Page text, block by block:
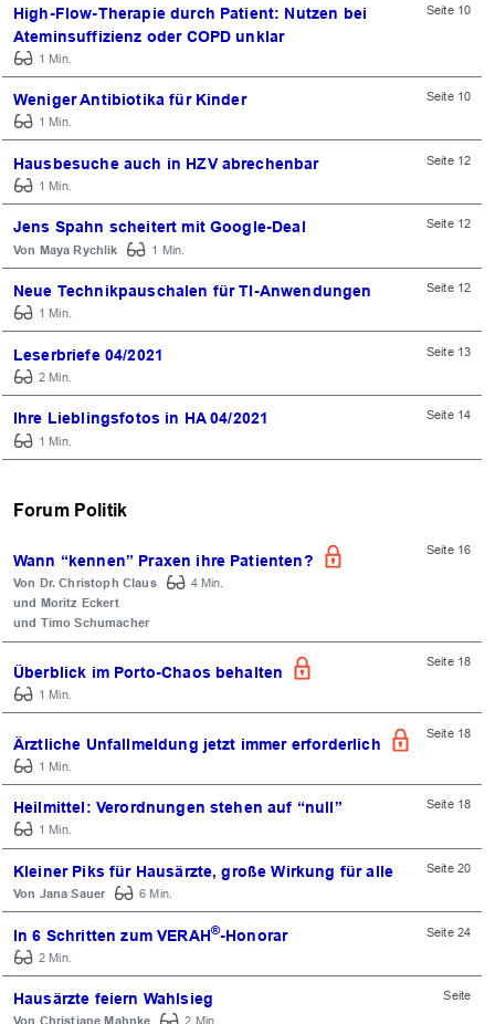
High-Flow-Therapie durch Patient: Nutzen bei
Ateminsuffizienz oder COPD unklar
Seite 10
1 Min.
Weniger Antibiotika für Kinder
Seite 10
1 Min.
Hausbesuche auch in HZV abrechenbar
Seite 12
1 Min.
Jens Spahn scheitert mit Google-Deal Seite 12
Maya Rychlik 1 Min.
Neue Technikpauschalen für TI-Anwendungen
Seite 12
1 Min.
Leserbriefe 04/2021
Seite 13
2 Min.
Ihre Lieblingsfotos in HA 04/2021
Seite 14
1 Min.
Forum Politik
Wann “kennen” Praxen ihre Patienten?
Seite 16
Dr. Christoph Claus
Moritz Eckert
Timo Schumacher
4 Min.
Überblick im Porto-Chaos behalten
Seite 18
1 Min.
Ärztliche Unfallmeldung jetzt immer erforderlich
Seite 18
1 Min.
Heilmittel: Verordnungen stehen auf “null”
Seite 18
1 Min.
Kleiner Piks für Hausärzte, große Wirkung für alle Seite 20
Jana Sauer 6 Min.
In 6 Schritten zum VERAH®-Honorar
Seite 24
2 Min.
Hausärzte feiern Wahlsieg Seite
2 Min.